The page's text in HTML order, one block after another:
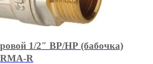
1/2″ ВР/НР (бабочка)
R